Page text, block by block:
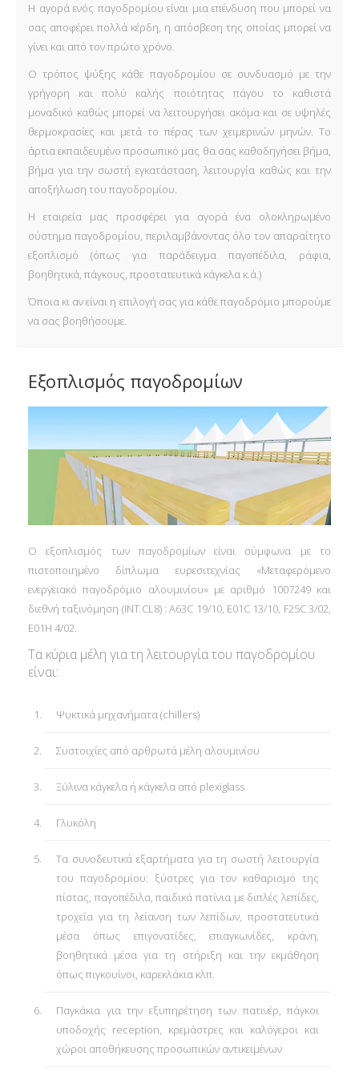
Η αγορά ενός παγοδρομίου είναι μια επένδυση που μπορεί να
σας αποφέρει πολλά κέρδη, η απόσβεση της οποίας μπορεί να
γίνει και από τον πρώτο χρόνο.
Ο τρόπος ψύξης κάθε παγοδρομίου σε συνδυασμό με την
γρήγορη και πολύ καλής ποιότητας πάγου το καθιστά
μοναδικό καθώς μπορεί να λειτουργήσει ακόμα και σε υψηλές
θερμοκρασίες και μετά το πέρας των χειμερινών μηνών. Το
άρτια εκπαιδευμένο προσωπικό μας θα σας καθοδηγήσει βήμα,
βήμα για την σωστή εγκατάσταση, λειτουργία καθώς και την
αποξήλωση του παγοδρομίου.
Η εταιρεία μας προσφέρει για αγορά ένα ολοκληρωμένο
σύστημα παγοδρομίου, περιλαμβάνοντας όλο τον απαραίτητο
εξοπλισμό (όπως για παράδειγμα παγοπέδιλα, ράφια,
βοηθητικά, πάγκους, προστατευτικά κάγκελα κ.ά.)
Όποια κι αν είναι η επιλογή σας για κάθε παγοδρόμιο μπορούμε
να σας βοηθήσουμε.
Εξοπλισμός παγοδρομίων
Ο εξοπλισμός των παγοδρομίων είναι σύμφωνα με το
πιστοποιημένο δίπλωμα ευρεσιτεχνίας «Μεταφερόμενο
ενεργειακό παγοδρόμιο αλουμινίου» με αριθμό 1007249 και
διεθνή ταξινόμηση (ΙΝΤ.CL8) : A63C 19/10, E01C 13/10, F25C 3/02,
E01H 4/02.
Τα κύρια μέλη για τη λειτουργία του παγοδρομίου
είναι:
Ψυκτικά μηχανήματα (chillers)
Συστοιχίες από αρθρωτά μέλη αλουμινίου
Ξύλινα κάγκελα ή κάγκελα από plexiglass
Γλυκόλη
Τα συνοδευτικά εξαρτήματα για τη σωστή λειτουργία
του παγοδρομίου: ξύστρες για τον καθαρισμό της
πίστας, παγοπέδιλα, παιδικά πατίνια με διπλές λεπίδες,
τροχεία για τη λείανση των λεπίδων, προστατευτικά
μέσα όπως επιγονατίδες, επιαγκωνίδες, κράνη,
βοηθητικά μέσα για τη στήριξη και την εκμάθηση
όπως πιγκουίνοι, καρεκλάκια κλπ.
Παγκάκια για την εξυπηρέτηση των πατινέρ, πάγκοι
υποδοχής reception, κρεμάστρες και καλόγεροι και
χώροι αποθήκευσης προσωπικών αντικειμένων